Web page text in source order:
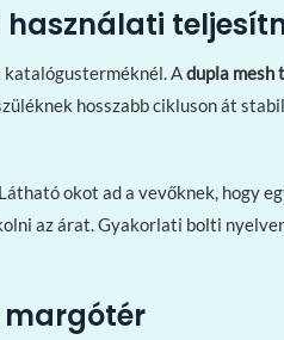
használati
Adupla mesh
hosszabb cikluson át
okot ad a vevőknek, hogy
az árat. Gyakorlati bolti
margótér